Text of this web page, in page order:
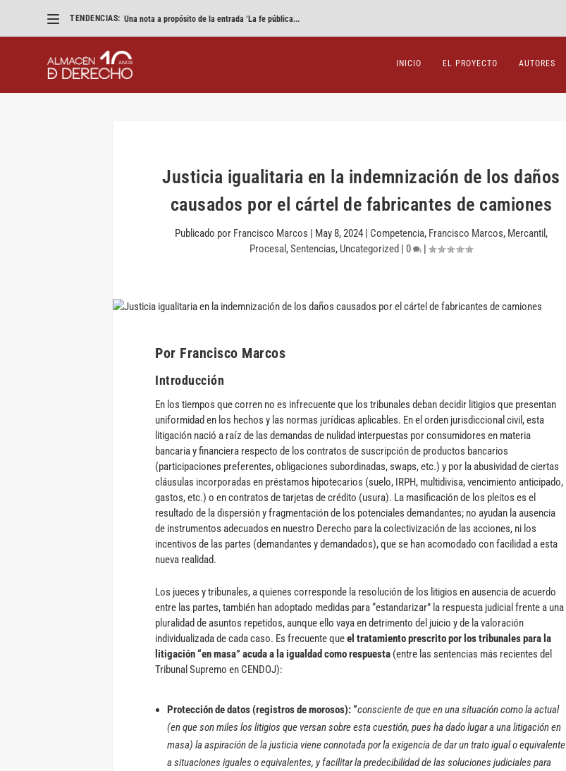
TENDENCIAS: «Eliminad los VTC pero que parezca un accidente»
INICIO EL PROYECTO AUTORES
Justicia igualitaria en la indemnización de los daños
causados por el cártel de fabricantes de camiones
Publicado por Francisco Marcos | May 8, 2024| Competencia, Francisco Marcos, Mercantil ,
Procesal ,Sentencias, Uncategorized |0 |
Por Francisco Marcos
Introducción
En los tiempos que corren no es infrecuente que los tribunales deban decidir litigios que presentan
uniformidad en los hechos y las normas jurídicas aplicables. En el orden jurisdiccional civil, esta
litigación nació a raíz de las demandas de nulidad interpuestas por consumidores en materia
bancaria y financiera respecto de los contratos de suscripción de productos bancarios
(participaciones preferentes, obligaciones subordinadas, swaps, etc.) y por la abusividad de ciertas
cláusulas incorporadas en préstamos hipotecarios (suelo, IRPH, multidivisa, vencimiento anticipado,
gastos, etc.) o en contratos de tarjetas de crédito (usura). La masificación de los pleitos es el
resultado de la dispersión y fragmentación de los potenciales demandantes; no ayudan la ausencia
de instrumentos adecuados en nuestro Derecho para la colectivización de las acciones, ni los
incentivos de las partes (demandantes y demandados), que se han acomodado con facilidad a esta
nueva realidad.
Los jueces y tribunales, a quienes corresponde la resolución de los litigios en ausencia de acuerdo
entre las partes, también han adoptado medidas para “estandarizar” la respuesta judicial frente a una
pluralidad de asuntos repetidos, aunque ello vaya en detrimento del juicio y de la valoración
individualizada de cada caso. Es frecuente queel tratamiento prescrito por los tribunales para la
litigación “en masa” acuda a la igualdad como respuesta (entre las sentencias más recientes del
Tribunal Supremo en CENDOJ):
Protección de datos (registros de morosos): “consciente de que en una situación como la actual
(en que son miles los litigios que versan sobre esta cuestión, pues ha dado lugar a una litigación en
masa) la aspiración de la justicia viene connotada por la exigencia de dar un trato igual o equivalente
a situaciones iguales o equivalentes, y facilitar la predecibilidad de las soluciones judiciales para